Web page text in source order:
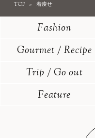
TOP 着痩せ
Fashion
Gourmet / Recipe
Trip / Go out
Feature